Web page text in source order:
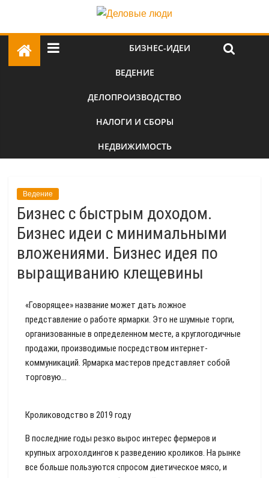
БИЗНЕС-ИДЕИ
ВЕДЕНИЕ
ДЕЛОПРОИЗВОДСТВО
НАЛОГИ И СБОРЫ
НЕДВИЖИМОСТЬ
Ведение
Бизнес с быстрым доходом.
Бизнес идеи с минимальными
вложениями. Бизнес идея по
выращиванию клещевины
«Говорящее» название может дать ложное
представление о работе ярмарки. Это не шумные торги,
организованные в определенном месте, а круглогодичные
продажи, производимые посредством интернет-
коммуникаций. Ярмарка мастеров представляет собой
торговую...
Кролиководство в 2019 году
В последние годы резко вырос интерес фермеров и
крупных агрохолдингов к разведению кроликов. На рынке
все больше пользуются спросом диетическое мясо, и